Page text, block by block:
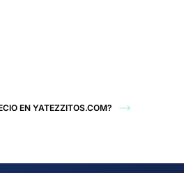
EN YATEZZITOS.COM?